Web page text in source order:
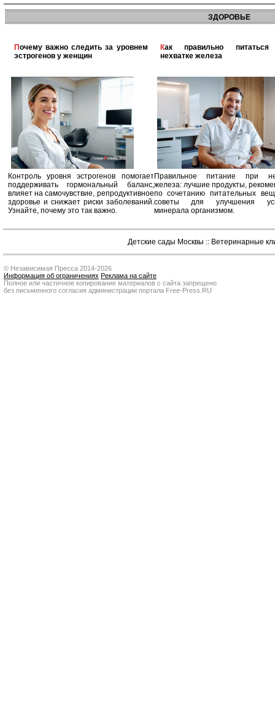
ЗДОРОВЬЕ
Почему важно следить за уровнем
эстрогенов у женщин
Контроль уровня эстрогенов помогает
поддерживать гормональный баланс,
влияет на самочувствие, репродуктивное
здоровье и снижает риски заболеваний.
Узнайте, почему это так важно.
Как правильно питаться при
нехватке железа
Правильное питание при
железа: лучшие продукты,
по сочетанию питательных
советы для улучшения
минерала организмом.
Детские сады Москвы :: Ветеринарные
© Независимая Пресса 2014-2026
Информация об ограничениях Реклама на сайте
Полное или частичное копирование материалов с сайта запрещено
без письменного согласия администрации портала Free-Press.RU